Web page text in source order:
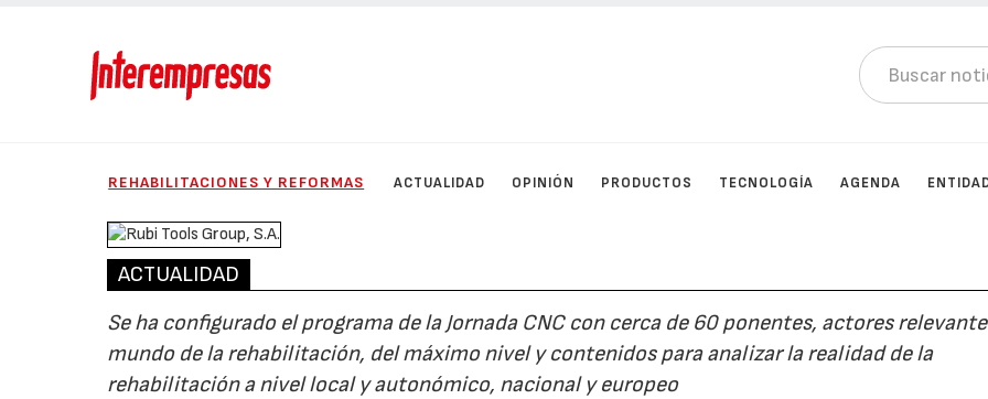
REHABILITACIONES Y REFORMAS ACTUALIDAD OPINIÓN PRODUCTOS TECNOLOGÍA AGENDA
ACTUALIDAD
Se ha configurado el programa de la Jornada CNC con cerca de 60 ponentes, actores
mundo de la rehabilitación, del máximo nivel y contenidos para analizar la realidad de la
rehabilitación a nivel local y autonómico, nacional y europeo